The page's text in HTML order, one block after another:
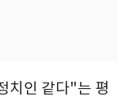
치인 같다"는 평